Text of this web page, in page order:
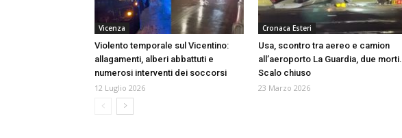
Vicenza
Violento temporale sul Vicentino:
allagamenti, alberi abbattuti e
numerosi interventi dei soccorsi
12 Luglio 2026
Cronaca Esteri
Usa, scontro tra aereo e camion
all’aeroporto La Guardia, due morti.
Scalo chiuso
23 Marzo 2026